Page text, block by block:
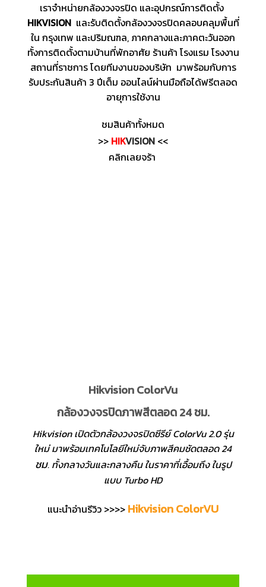
เราจำหน่ายกล้องวงจรปิด และอุปกรณ์การติดตั้ง
HIKVISIONและรับติดตั้งกล้องวงจรปิดคลอบคลุมพื้นที่
ใน กรุงเทพ และปริมณฑล, ภาคกลางและภาคตะวันออก
ทั้งการติดตั้งตามบ้านที่พักอาศัย ร้านค้า โรงแรม โรงงาน
สถานที่ราชการ โดยทีมงานของบริษัท มาพร้อมกับการ
รับประกันสินค้า 3 ปีเต็ม ออนไลน์ผ่านมือถือได้ฟรีตลอด
อายุการใช้งาน
ชมสินค้าทั้งหมด
>> HIKVISION <<
คลิกเลยจร้า
Hikvision ColorVu
กล้องวงจรปิดภาพสีตลอด 24 ชม.
Hikvision เปิดตัวกล้องวงจรปิดซีรีย์ ColorVu 2.0 รุ่น
ใหม่ มาพร้อมเทคโนโลยีใหม่จับภาพสีคมชัดตลอด 24
ชม. ทั้งกลางวันและกลางคืน ในราคาที่เอื้อมถึง ในรูป
แบบ Turbo HD
แนะนำอ่านรีวิว >>>> Hikvision ColorVU